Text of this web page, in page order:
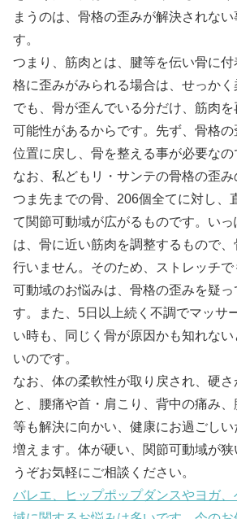
まうのは、骨格の歪みが解決されな
す。
つまり、筋肉とは、腱等を伝い骨に
格に歪みがみられる場合は、せっか
でも、骨が歪んでいる分だけ、筋肉を
可能性があるからです。先ず、骨格
位置に戻し、骨を整える事が必要なの
なお、私どもリ・サンテの骨格の歪
つま先までの骨、206個全てに対し、
て関節可動域が広がるものです。い
は、骨に近い筋肉を調整するもので
行いません。そのため、ストレッチ
可動域のお悩みは、骨格の歪みを疑
す。また、5日以上続く不調でマッサ
い時も、同じく骨が原因かも知れな
いのです。
なお、体の柔軟性が取り戻され、硬
と、腰痛や首・肩こり、背中の痛み
等も解決に向かい、健康にお過ごし
増えます。体が硬い、関節可動域が
うぞお気軽にご相談ください。
バレエ、ヒップポップダンスやヨガ